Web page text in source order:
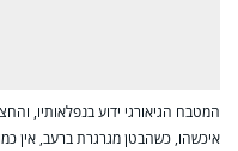
המטבח הגיאורגי ידוע בנפלאותיו,
איכשהו, כשהבטן מגרגרת ברעב, אין